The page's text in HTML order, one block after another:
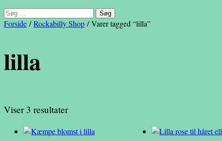
Søg
efter:
Forside /Rockabilly Shop / Varer tagged “lilla”
lilla
Viser 3 resultater